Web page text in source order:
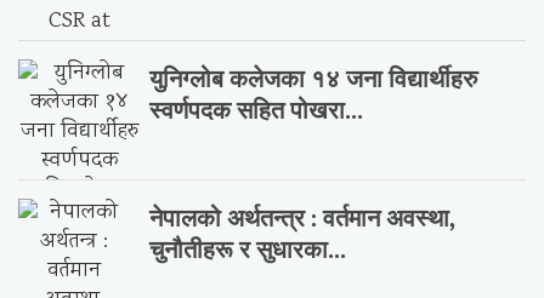
युनिग्लोब कलेजका १४ जना विद्यार्थीहरु
स्वर्णपदक सहित पोखरा...
नेपालको अर्थतन्त्र : वर्तमान अवस्था,
चुनौतीहरू र सुधारका...